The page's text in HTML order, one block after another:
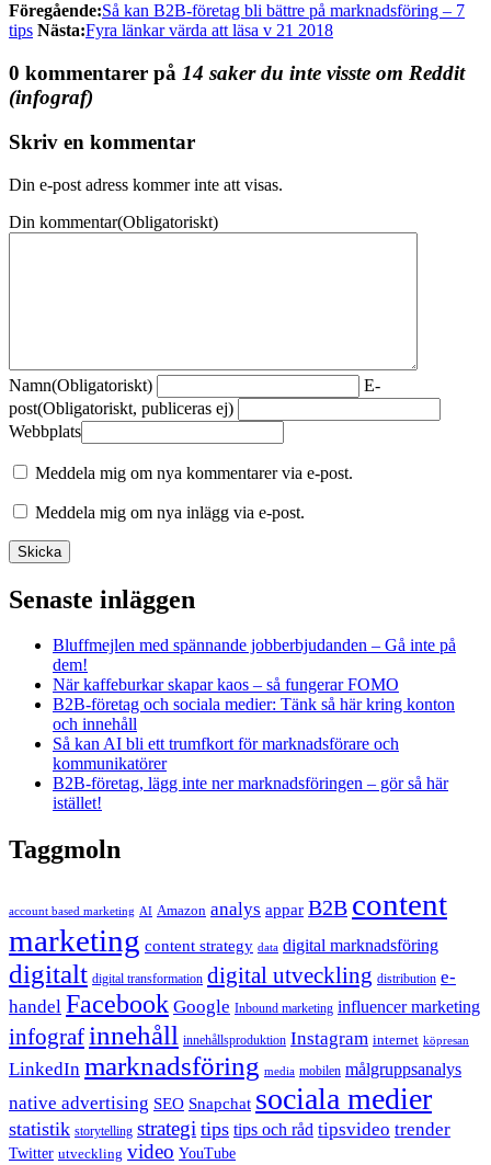
Föregående:Så kan B2B-företag bli bättre på marknadsföring – 7
tips Nästa:Fyra länkar värda att läsa v 21 2018
0 kommentarer på 14 saker du inte visste om Reddit
(infograf)
Skriv en kommentar
Din e-post adress kommer inte att visas.
Din kommentar(Obligatoriskt)
Namn(Obligatoriskt)
E-
post(Obligatoriskt, publiceras ej)
Webbplats
Meddela mig om nya kommentarer via e-post.
Meddela mig om nya inlägg via e-post.
Senaste inläggen
Bluffmejlen med spännande jobberbjudanden – Gå inte på
dem!
När kaffeburkar skapar kaos – så fungerar FOMO
B2B-företag och sociala medier: Tänk så här kring konton
och innehåll
Så kan AI bli ett trumfkort för marknadsförare och
kommunikatörer
B2B-företag, lägg inte ner marknadsföringen – gör så här
istället!
Taggmoln
account based marketing AI Amazon analys appar B2B content
marketing content strategy data digital marknadsföring
digitalt digital transformation digital utveckling distribution e-
handel Facebook Google Inbound marketing influencer marketing
infograf innehåll innehållsproduktion Instagram internet köpresan
LinkedIn marknadsföring media mobilen målgruppsanalys
native advertising SEO Snapchat sociala medier
statistik storytelling strategi tips tips och råd tipsvideo trender
Twitter utveckling video YouTube